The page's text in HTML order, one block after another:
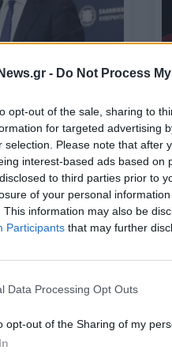
- Do Not Process
opt-out of the sale, sharing to
for targeted advertising
selection. Please note that after
interest-based ads based
to third parties prior to
of your personal
This information may also be
Participants that may further
Data Processing Opt Outs
opt-out of the Sharing of my
καταστρέφουν